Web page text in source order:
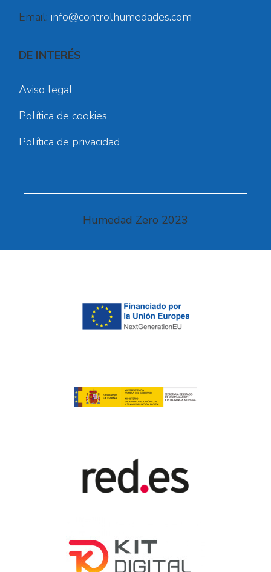
Email: info@controlhumedades.com
DE INTERÉS
Aviso legal
Política de cookies
Política de privacidad
Humedad Zero 2023